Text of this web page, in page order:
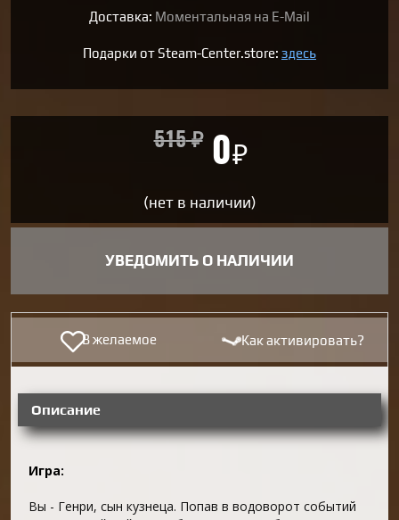
Доставка: Моментальная на E-Mail
Подарки от Steam-Center.store: здесь
515₽ 0₽
(нет в наличии)
УВЕДОМИТЬ О НАЛИЧИИ
В желаемое Как активировать?
Описание
Игра:
Вы - Генри, сын кузнеца. Попав в водоворот событий